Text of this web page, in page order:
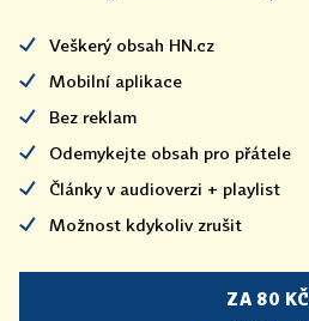
Veškerý obsah HN.cz
Mobilní aplikace
Bez reklam
Odemykejte obsah pro přátele
Články v audioverzi + playlist
Možnost kdykoliv zrušit
ZA 80 KČ